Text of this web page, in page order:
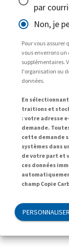
par
Non, je
Pour vous
vous enverrons un
supplémentaires.
l'organisation ou
données.
En
traitions et
: votre adresse
demande.
cette demande
systèmes dans
de votre part et
ces données
champ Copie